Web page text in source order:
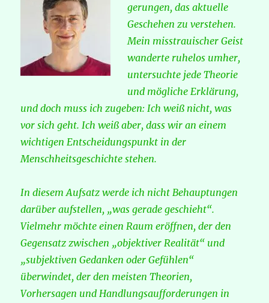
gerungen, das aktuelle
Geschehen zu verstehen.
Mein misstrauischer Geist
wanderte ruhelos umher,
untersuchte jede Theorie
und mögliche Erklärung,
und doch muss ich zugeben: Ich weiß nicht, was
vor sich geht. Ich weiß aber, dass wir an einem
wichtigen Entscheidungspunkt in der
Menschheitsgeschichte stehen.
In diesem Aufsatz werde ich nicht Behauptungen
darüber aufstellen, „was gerade geschieht“.
Vielmehr möchte einen Raum eröffnen, der den
Gegensatz zwischen „objektiver Realität“ und
„subjektiven Gedanken oder Gefühlen“
überwindet, der den meisten Theorien,
Vorhersagen und Handlungsaufforderungen in